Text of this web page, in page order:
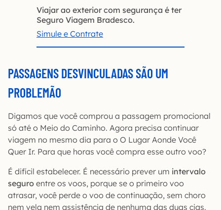
Viajar ao exterior com segurança é ter
Seguro Viagem Bradesco.
Simule e Contrate
PASSAGENS DESVINCULADAS SÃO UM
PROBLEMÃO
Digamos que você comprou a passagem promocional
só até o Meio do Caminho. Agora precisa continuar
viagem no mesmo dia para o O Lugar Aonde Você
Quer Ir. Para que horas você compra esse outro voo?
É difícil estabelecer. É necessário prever um intervalo
seguro entre os voos, porque se o primeiro voo
atrasar, você perde o voo de continuação, sem choro
nem vela nem assistência de nenhuma das duas cias.